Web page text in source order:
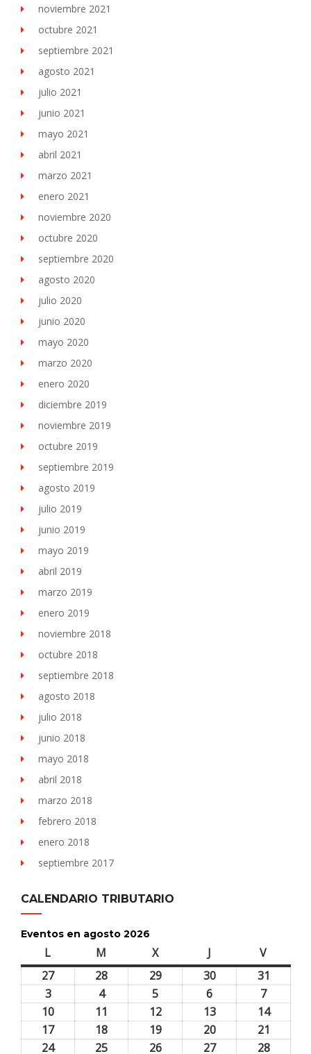
noviembre 2021
octubre 2021
septiembre 2021
agosto 2021
julio 2021
junio 2021
mayo 2021
abril 2021
marzo 2021
enero 2021
noviembre 2020
octubre 2020
septiembre 2020
agosto 2020
julio 2020
junio 2020
mayo 2020
marzo 2020
enero 2020
diciembre 2019
noviembre 2019
octubre 2019
septiembre 2019
agosto 2019
julio 2019
junio 2019
mayo 2019
abril 2019
marzo 2019
enero 2019
noviembre 2018
octubre 2018
septiembre 2018
agosto 2018
julio 2018
junio 2018
mayo 2018
abril 2018
marzo 2018
febrero 2018
enero 2018
septiembre 2017
CALENDARIO TRIBUTARIO
Eventos en agosto 2026
L M Xmiércoles J Vviernes
2727
28 2929
2026
3030
2026
31
2026
33
agosto,
2026
44
agosto,
2026
5
agosto,
2026
6
agosto,
2026
77
agosto,
2026
10
agosto,
2026
11 1212
agosto,
2026
1313
agosto,
2026
1414
2026
1717
agosto,
18 1919
agosto,
2020
agosto,
21
agosto,
2424 25 2626 2727 2828